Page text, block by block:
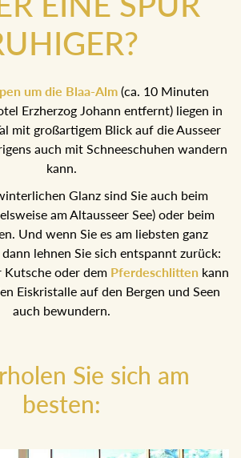
EINE SPUR
um die Blaa-Alm(ca. 10 Minuten
Erzherzog Johann entfernt) liegen in
mit großartigem Blick auf die Ausseer
Glanz sind Sie auch beim
am Altausseer See) oder beim
Und wenn Sie es am liebsten ganz
lehnen Sie sich entspannt zurück:
Kutsche oder dem
Sie sich am
besten: